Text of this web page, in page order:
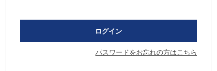
パスワードをお忘れの方はこちら